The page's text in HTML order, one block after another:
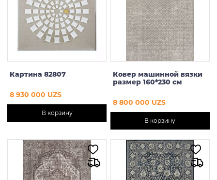
Картина 82807
8 930 000 UZS
В корзину
Ковер машинной вязки
размер 160*230 см
8 800 000 UZS
В корзину